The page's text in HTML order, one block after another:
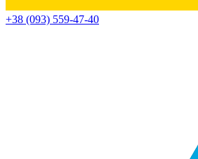
+38 (093) 559-47-40